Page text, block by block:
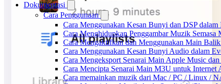
Dokumentasi
Cara Penggunaan
Cara Menggunakan Kesan Bunyi dan DSP
Cara Menghidupkan Penggambar Muzik
Cara Mengaktifkan dan Menggunakan Main
Cara Menggunakan Kesan Bunyi Audio dalam
Cara Mengeksport Senarai Main Apple Music
Cara Mencipta Senarai Main M3U untuk
Cara memainkan muzik dari Mac / PC / Linux /